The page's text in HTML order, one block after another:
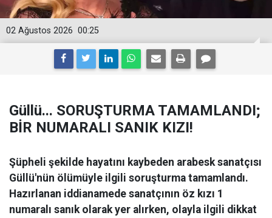
00:25
02 Ağustos 2026
Güllü... SORUŞTURMA TAMAMLANDI;
BİR NUMARALI SANIK KIZI!
Şüpheli şekilde hayatını kaybeden arabesk sanatçısı
Güllü'nün ölümüyle ilgili soruşturma tamamlandı.
Hazırlanan iddianamede sanatçının öz kızı 1
numaralı sanık olarak yer alırken, olayla ilgili dikkat